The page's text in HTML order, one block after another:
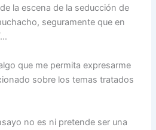
la escena de la seducción de
seguramente que en
que me permita expresarme
sobre los temas tratados
no es ni pretende ser una